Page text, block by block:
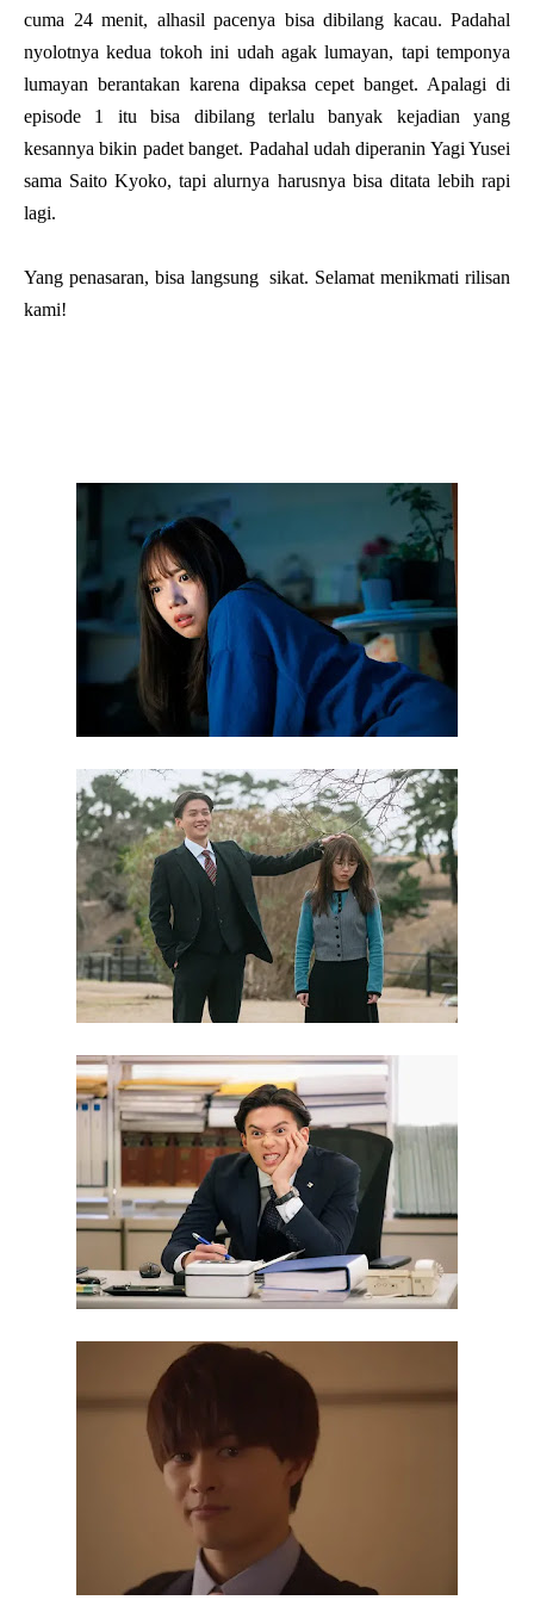
cuma 24 menit, alhasil pacenya bisa dibilang kacau. Padahal
nyolotnya kedua tokoh ini udah agak lumayan, tapi temponya
lumayan berantakan karena dipaksa cepet banget. Apalagi di
episode 1 itu bisa dibilang terlalu banyak kejadian yang
kesannya bikin padet banget. Padahal udah diperanin Yagi Yusei
sama Saito Kyoko, tapi alurnya harusnya bisa ditata lebih rapi
lagi.
Yang penasaran, bisa langsung sikat. Selamat menikmati rilisan
kami!